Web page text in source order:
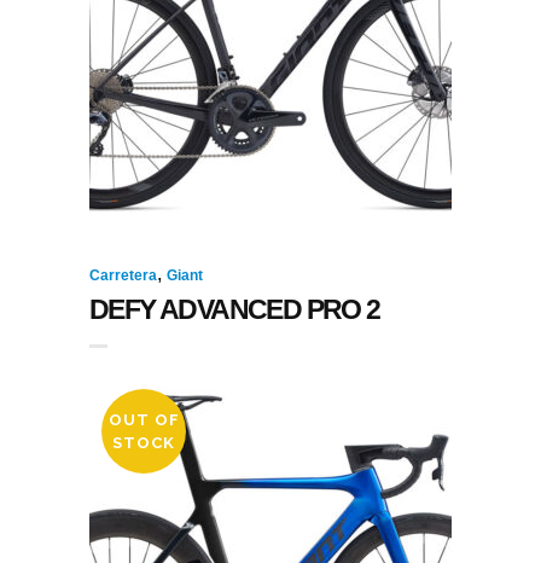
Carretera, Giant
DEFY ADVANCED PRO 2
OUT OF
STOCK